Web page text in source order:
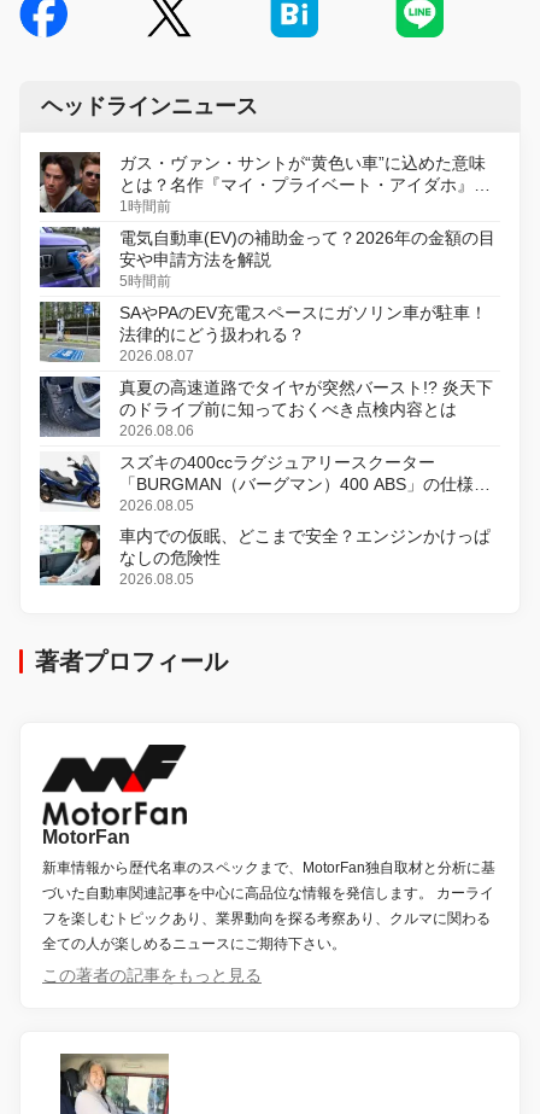
ヘッドラインニュース
ガス・ヴァン・サントが“黄色い車”に込めた意味
とは？名作『マイ・プライベート・アイダホ』が
初のデジタルリマスター版で復活
1時間前
電気自動車(EV)の補助金って？2026年の金額の目
安や申請方法を解説
5時間前
SAやPAのEV充電スペースにガソリン車が駐車！
法律的にどう扱われる？
2026.08.07
真夏の高速道路でタイヤが突然バースト!? 炎天下
のドライブ前に知っておくべき点検内容とは
2026.08.06
スズキの400ccラグジュアリースクーター
「BURGMAN（バーグマン）400 ABS」の仕様を
変更し、8月18日に発売
2026.08.05
車内での仮眠、どこまで安全？エンジンかけっぱ
なしの危険性
2026.08.05
著者プロフィール
MotorFan
新車情報から歴代名車のスペックまで、MotorFan独自取材と分析に基
づいた自動車関連記事を中心に高品位な情報を発信します。 カーライ
フを楽しむトピックあり、業界動向を探る考察あり、クルマに関わる
全ての人が楽しめるニュースにご期待下さい。
この著者の記事をもっと見る